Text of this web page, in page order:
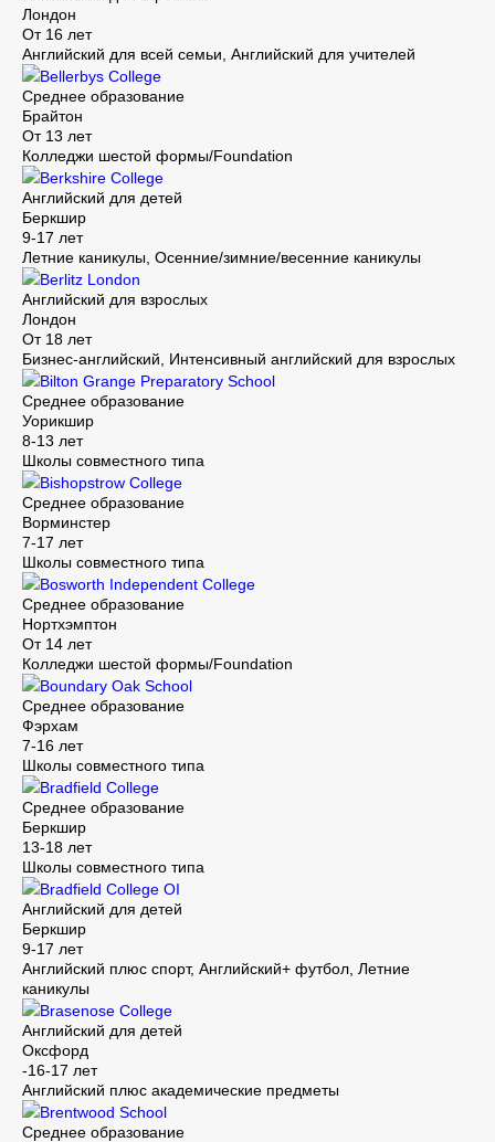
Лондон
От 16 лет
Английский для всей семьи, Английский для учителей
Bellerbys College
Среднее образование
Брайтон
От 13 лет
Колледжи шестой формы/Foundation
Berkshire College
Английский для детей
Беркшир
9-17 лет
Летние каникулы, Осенние/зимние/весенние каникулы
Berlitz London
Английский для взрослых
Лондон
От 18 лет
Бизнес-английский, Интенсивный английский для взрослых
Bilton Grange Preparatory School
Среднее образование
Уорикшир
8-13 лет
Школы совместного типа
Bishopstrow College
Среднее образование
Ворминстер
7-17 лет
Школы совместного типа
Bosworth Independent College
Среднее образование
Нортхэмптон
От 14 лет
Колледжи шестой формы/Foundation
Boundary Oak School
Среднее образование
Фэрхам
7-16 лет
Школы совместного типа
Bradfield College
Среднее образование
Беркшир
13-18 лет
Школы совместного типа
Bradfield College OI
Английский для детей
Беркшир
9-17 лет
Английский плюс спорт, Английский+ футбол, Летние
каникулы
Brasenose College
Английский для детей
Оксфорд
-16-17 лет
Английский плюс академические предметы
Brentwood School
Среднее образование